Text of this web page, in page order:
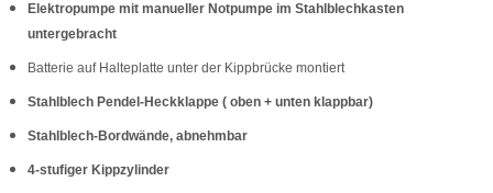
Elektropumpe mit manueller Notpumpe im Stahlblechkasten
untergebracht
Batterie auf Halteplatte unter der Kippbrücke montiert
Stahlblech Pendel-Heckklappe ( oben + unten klappbar)
Stahlblech-Bordwände, abnehmbar
4-stufiger Kippzylinder